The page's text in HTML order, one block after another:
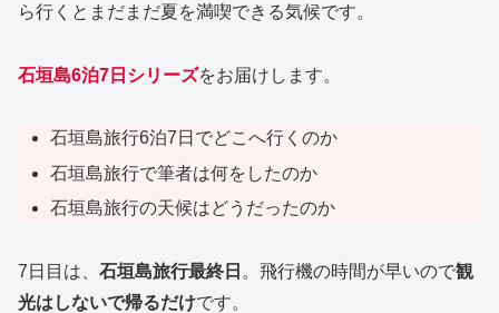
ら行くとまだまだ夏を満喫できる気候です。
石垣島6泊7日シリーズをお届けします。
石垣島旅行6泊7日でどこへ行くのか
石垣島旅行で筆者は何をしたのか
石垣島旅行の天候はどうだったのか
7日目は、 石垣島旅行最終日 。飛行機の時間が早いので観
光はしないで帰るだけです。